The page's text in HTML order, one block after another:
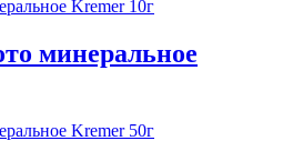
минеральное